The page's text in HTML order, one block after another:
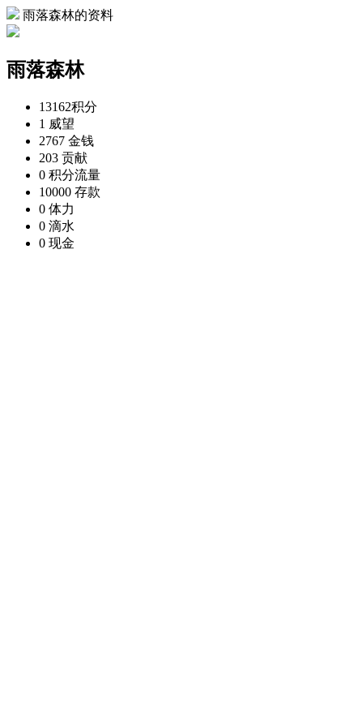
雨落森林的资料
雨落森林
13162积分
1 威望
2767 金钱
203 贡献
0 积分流量
10000 存款
0 体力
0 滴水
0 现金